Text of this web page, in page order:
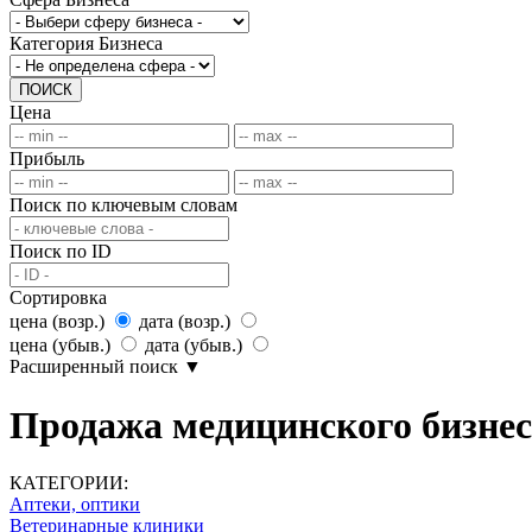
Категория Бизнеса
ПОИСК
Цена
Прибыль
Поиск по ключевым словам
Поиск по ID
Сортировка
цена (возр.)
дата (возр.)
цена (убыв.)
дата (убыв.)
Расширенный поиск ▼
Продажа медицинского
КАТЕГОРИИ:
Аптеки, оптики
Ветеринарные клиники